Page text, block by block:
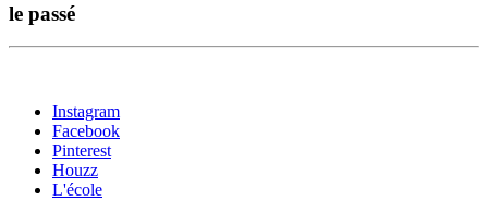
le passé
Instagram
Facebook
Pinterest
Houzz
L'école